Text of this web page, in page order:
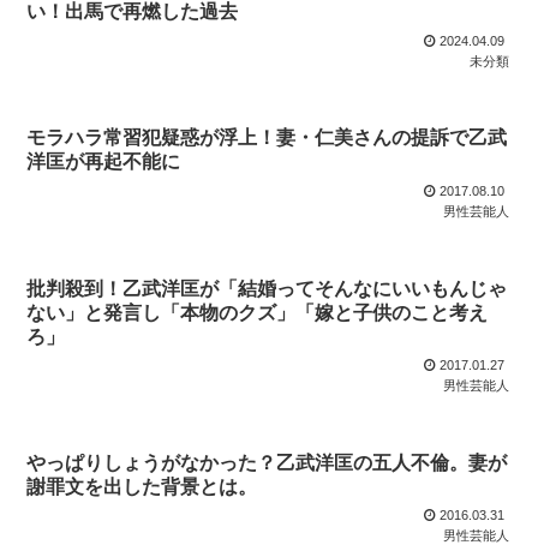
い！出馬で再燃した過去
2024.04.09
未分類
モラハラ常習犯疑惑が浮上！妻・仁美さんの提訴で乙武
洋匡が再起不能に
2017.08.10
男性芸能人
批判殺到！乙武洋匡が「結婚ってそんなにいいもんじゃ
ない」と発言し「本物のクズ」「嫁と子供のこと考え
ろ」
2017.01.27
男性芸能人
やっぱりしょうがなかった？乙武洋匡の五人不倫。妻が
謝罪文を出した背景とは。
2016.03.31
男性芸能人